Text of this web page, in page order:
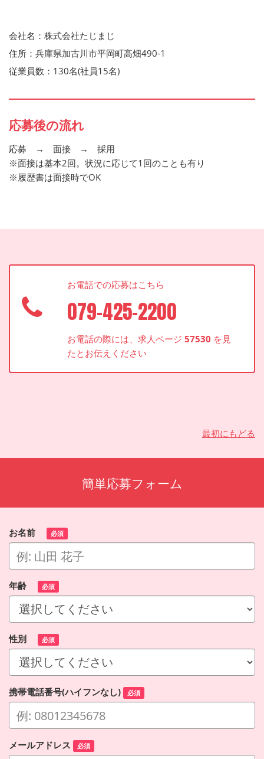
会社名：株式会社たじまじ
住所：兵庫県加古川市平岡町高畑490-1
従業員数：130名(社員15名)
応募後の流れ
応募 → 面接 → 採用
※面接は基本2回。状況に応じて1回のことも有り
※履歴書は面接時でOK
お電話での応募はこちら
079-425-2200
お電話の際には、求人ページ57530 を見
たとお伝えください
最初にもどる
簡単応募フォーム
お名前 必須
年齢 必須
性別 必須
携帯電話番号(ハイフンなし) 必須
メールアドレス 必須